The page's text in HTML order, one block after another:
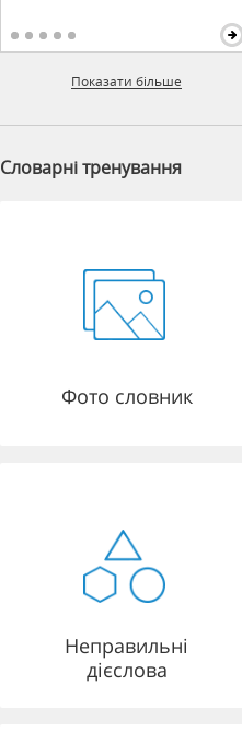
Показати більше
Словарні тренування
Фото словник
Неправильні
дієслова